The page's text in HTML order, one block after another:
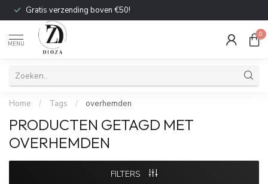
Gratis verzending boven €50!
MENU
0
Home / Tags / overhemden
PRODUCTEN GETAGD MET
OVERHEMDEN
FILTERS